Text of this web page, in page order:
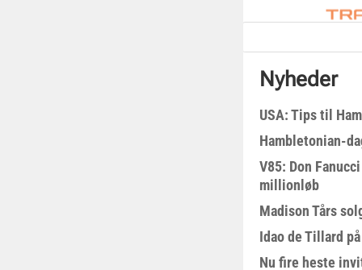
Nyheder
USA: Tips til
Hambletonian-
V85: Don
millionløb
Madison Tårs
Idao de Tillard
Nu fire heste